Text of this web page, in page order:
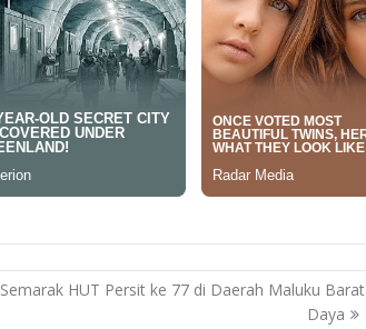
Semarak HUT Persit ke 77 di Daerah Maluku Barat
Daya